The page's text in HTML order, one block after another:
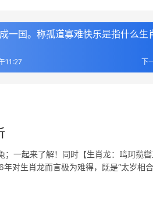
一国。称孤道寡难快乐是指什么生
下
11:27
一起来了解！同时【生肖龙：鸣珂揽
对生肖龙而言极为难得，既是“太岁相合